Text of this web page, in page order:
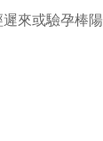
來或驗孕棒陽